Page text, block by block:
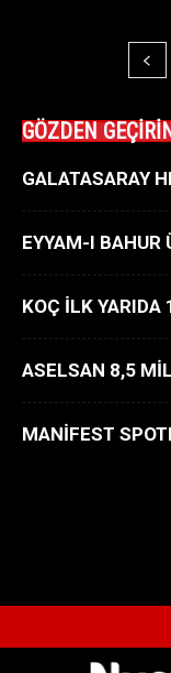
GÖZDEN
GALATASARAY
EYYAM-I BAHUR
KOÇ İLK YARIDA
ASELSAN 8,5
MANİFEST